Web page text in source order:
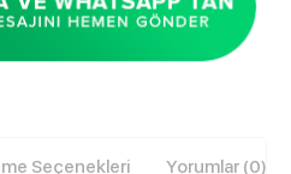
Seçenekleri Yorumlar (0)